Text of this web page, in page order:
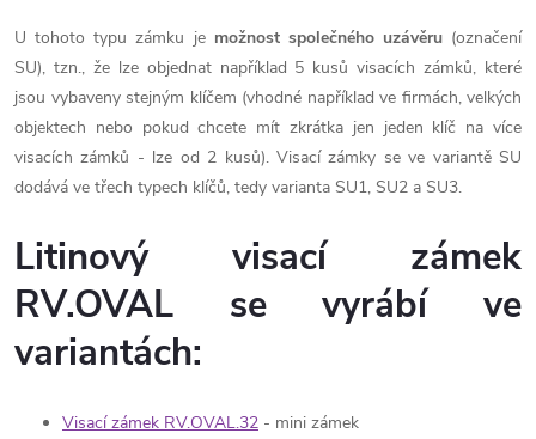
U tohoto typu zámku je možnost společného uzávěru(označení
SU), tzn., že lze objednat například 5 kusů visacích zámků, které
jsou vybaveny stejným klíčem (vhodné například ve firmách, velkých
objektech nebo pokud chcete mít zkrátka jen jeden klíč na více
visacích zámků - lze od 2 kusů). Visací zámky se ve variantě SU
dodává ve třech typech klíčů, tedy varianta SU1, SU2 a SU3.
Litinový visací zámek
RV.OVAL se vyrábí ve
variantách:
Visací zámek RV.OVAL.32 - mini zámek